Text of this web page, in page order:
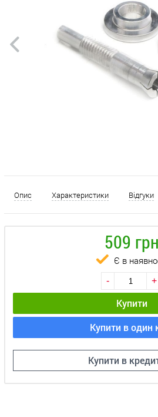
Опис Характеристики Відгуки
509 грн
Є в
- +
Купити
Купити в один
Купити в